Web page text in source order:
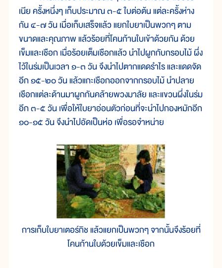
เนีย ครั้งหนึ่งๆ เก็บประมาณ ๓-๕ ใบต่อต้น แต่ละครั้งห่าง
กัน ๔-๗ วัน เมื่อเก็บเสร็จแล้ว แยกใบยาเป็นพวกๆ ตาม
ขนาดและคุณภาพ แล้วร้อยที่โคนก้านใบเข้าด้วยกัน ด้วย
เข็มและเชือก เมื่อร้อยเต็มเชือกแล้ว นำไปผูกกับกรอบไม้ ผึ่ง
ไว้ในร่มเป็นเวลา ๑-๓ วัน จึงนำไปตากแดดรำไร และแดดจัด
อีก ๑๕-๒๐ วัน แล้วแกะเชือกออกจากกรอบไม้ นำปลาย
เชือกแต่ละด้านมาผูกกันคล้ายพวงมาลัย และแขวนผึ่งในร่ม
อีก ๓-๕ วัน เพื่อให้ใบยาอ่อนตัวก่อนที่จะนำไปกองหมักอีก
๑๐-๑๕ วัน จึงนำไปอัดเป็นห่อ เพื่อรอจำหน่าย
การเก็บใบยาเตอร์กิช แล้วแยกเป็นพวกๆ จากนั้นจึงร้อยที่
โคนก้านใบด้วยเข็มและเชือก